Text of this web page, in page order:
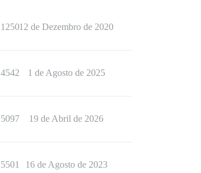
125012 de Dezembro de 2020
4542 1 de Agosto de 2025
5097 19 de Abril de 2026
5501 16 de Agosto de 2023